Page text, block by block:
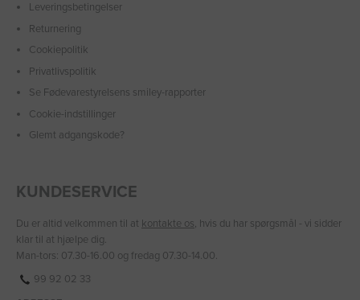
Leveringsbetingelser
Returnering
Cookiepolitik
Privatlivspolitik
Se Fødevarestyrelsens smiley-rapporter
Cookie-indstillinger
Glemt adgangskode?
KUNDESERVICE
Du er altid velkommen til at kontakte os, hvis du har spørgsmål - vi sidder
klar til at hjælpe dig.
Man-tors: 07.30-16.00 og fredag 07.30-14.00.
99 92 02 33